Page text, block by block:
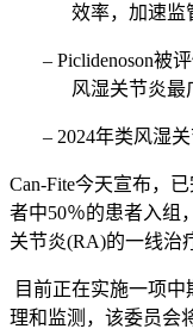
效率，加速监
– Piclidenoson被
风湿关节炎最
– 2024年类风湿
Can-Fite今天宣布，
者中50％的患者入组
关节炎(RA)的一线治
目前正在实施一项
理和监测，该委员会